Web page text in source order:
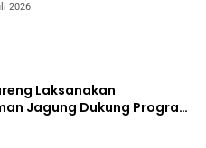
2026
Laksanakan
Jagung Dukung Program